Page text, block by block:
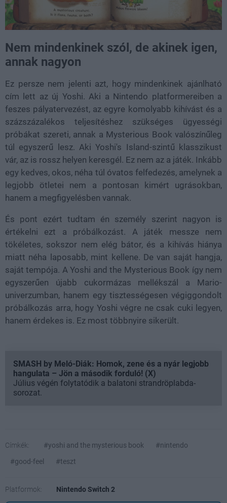
Nem mindenkinek szól, de akinek igen,
annak nagyon
Ez persze nem jelenti azt, hogy mindenkinek ajánlható
cím lett az új Yoshi. Aki a Nintendo platformereiben a
feszes pályatervezést, az egyre komolyabb kihívást és a
százszázalékos teljesítéshez szükséges ügyességi
próbákat szereti, annak a Mysterious Book valószínűleg
túl egyszerű lesz. Aki Yoshi's Island-szintű klasszikust
vár, az is rossz helyen keresgél. Ez nem az a játék. Inkább
egy kedves, okos, néha túl óvatos felfedezés, amelynek a
legjobb ötletei nem a pontosan kimért ugrásokban,
hanem a megfigyelésben vannak.
És pont ezért tudtam én személy szerint nagyon is
értékelni ezt a próbálkozást. A játék messze nem
tökéletes, sokszor nem elég bátor, és a kihívás hiánya
miatt néha laposabb, mint kellene. De van saját hangja,
saját tempója. A Yoshi and the Mysterious Book így nem
egyszerűen újabb cukormázas mellékszál a Mario-
univerzumban, hanem egy tisztességesen végiggondolt
próbálkozás arra, hogy Yoshi végre ne csak cuki legyen,
hanem érdekes is. Ez most többnyire sikerült.
SMASH by Meló-Diák: Homok, zene és a nyár legjobb
hangulata – Jön a második forduló! (X)
Július végén folytatódik a balatoni strandröplabda-
sorozat.
Címkék: #yoshi and the mysterious book
#nintendo
#good-feel
#teszt
Platformok: Nintendo Switch 2